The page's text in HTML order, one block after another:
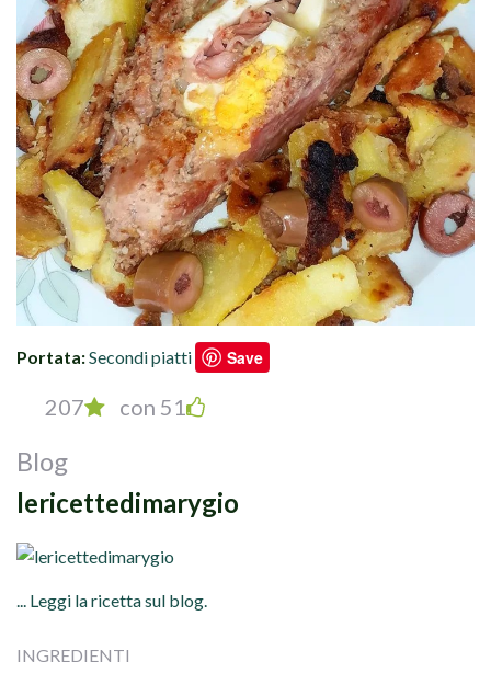
Portata:Secondi piatti Save
207 con 51
Blog
lericettedimarygio
... Leggi la ricetta sul blog.
INGREDIENTI